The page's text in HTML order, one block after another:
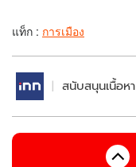
แท็ก : การเมือง
สนับสนุนเนื้อหา